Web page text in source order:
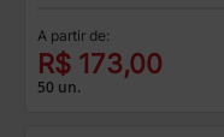
A partir de:
R$ 173,00
50 un.